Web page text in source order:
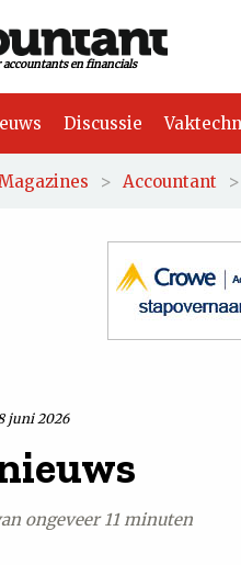
en financials
Discussie
> Accountant >
juni 2026
ongeveer 11 minuten